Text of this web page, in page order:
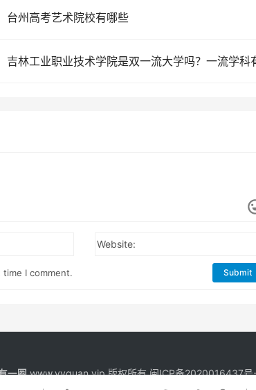
台州高考艺术院校有哪些
Website:
I comment. Submit
一圈www.yyquan.vip 版权所有闽ICP备2020016437号